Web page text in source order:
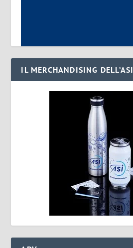
IL MERCHANDISING DELL’ASI